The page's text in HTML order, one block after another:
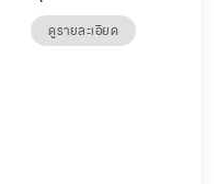
ดูรายละเอียด